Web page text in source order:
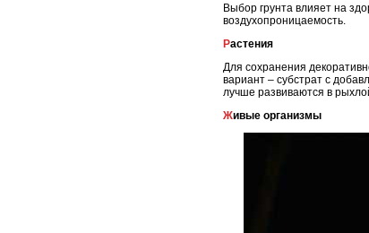
Выбор грунта влияет на
воздухопроницаемость.
Растения
Для сохранения
вариант – субстрат с
лучше развиваются в
Живые организмы